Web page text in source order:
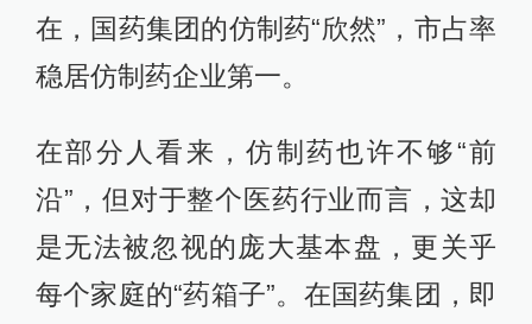
在，国药集团的仿制药“欣然”，市占率
稳居仿制药企业第一。
在部分人看来，仿制药也许不够“前
沿”，但对于整个医药行业而言，这却
是无法被忽视的庞大基本盘，更关乎
每个家庭的“药箱子”。在国药集团，即